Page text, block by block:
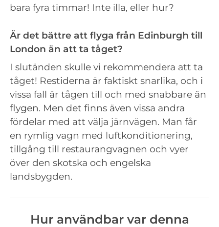
bara fyra timmar! Inte illa, eller hur?
Är det bättre att flyga från Edinburgh till
London än att ta tåget?
I slutänden skulle vi rekommendera att ta
tåget! Restiderna är faktiskt snarlika, och i
vissa fall är tågen till och med snabbare än
flygen. Men det finns även vissa andra
fördelar med att välja järnvägen. Man får
en rymlig vagn med luftkonditionering,
tillgång till restaurangvagnen och vyer
över den skotska och engelska
landsbygden.
Hur användbar var denna